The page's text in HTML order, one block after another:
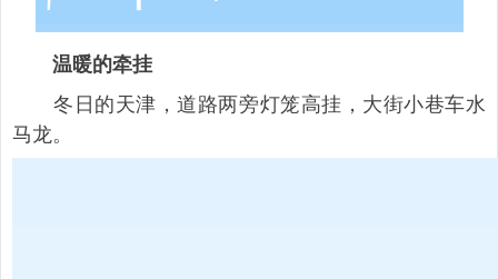
温暖的牵挂
冬日的天津，道路两旁灯笼高挂，大街小巷车水
马龙。